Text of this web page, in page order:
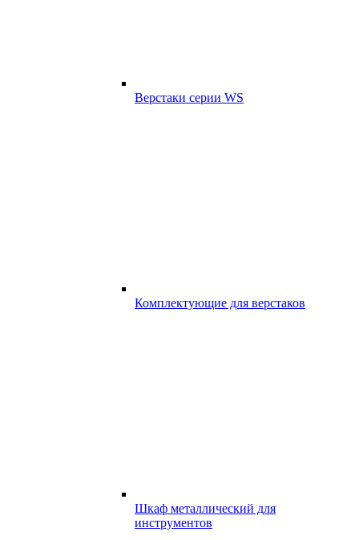
Верстаки серии WS
Комплектующие для верстаков
Шкаф металлический для
инструментов